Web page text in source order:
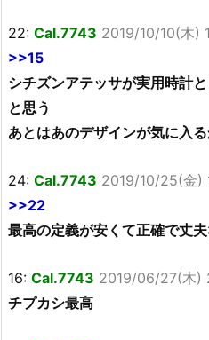
22: Cal.7743 2019/10/10(木)
>>15
シチズンアテッサが実用時計
と思う
あとはあのデザインが気に入
24: Cal.7743 2019/10/25(金)
>>22
最高の定義が安くて正確で丈
16: Cal.7743 2019/06/27(木)
チプカシ最高